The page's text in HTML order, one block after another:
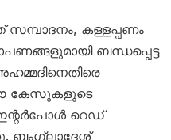
കള്ളപ്പണം
ബന്ധപ്പെട്ട
കേസുകളുടെ
റെഡ്
ബംഗ്ലാദേശ്